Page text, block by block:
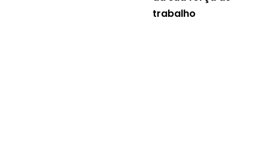
trabalho